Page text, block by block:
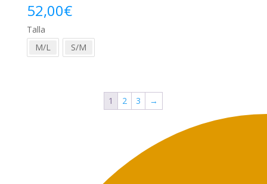
52,00€
Talla
M/L
S/M
1 2 3 →